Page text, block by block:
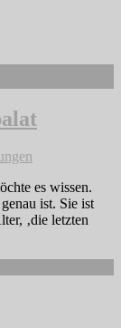
es wissen.
ist. Sie ist
‚die letzten